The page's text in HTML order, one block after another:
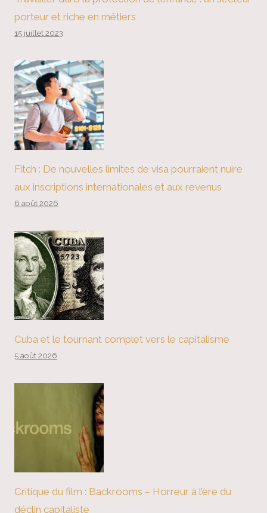
porteur et riche en métiers
15 juillet 2023
Fitch : De nouvelles limites de visa pourraient nuire
aux inscriptions internationales et aux revenus
6 août 2026
Cuba et le tournant complet vers le capitalisme
5 août 2026
Critique du film : Backrooms – Horreur à l’ère du
déclin capitaliste